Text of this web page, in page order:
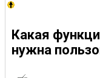
Какая
нужна